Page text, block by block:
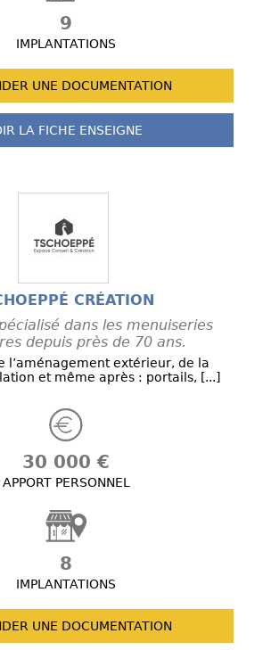
9
IMPLANTATIONS
UNE DOCUMENTATION
LA FICHE ENSEIGNE
CRÉATION
dans les menuiseries
depuis près de 70 ans.
l’aménagement extérieur, de la
et même après : portails, [...]
30 000 €
APPORT PERSONNEL
8
IMPLANTATIONS
UNE DOCUMENTATION